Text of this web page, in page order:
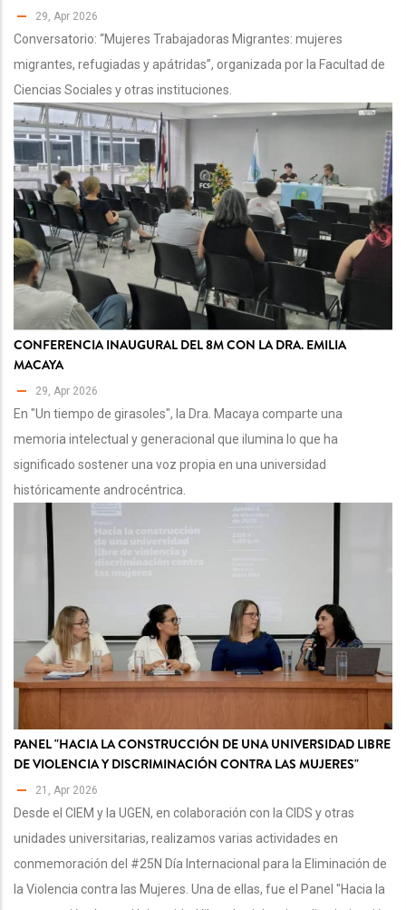
29, Apr 2026
Conversatorio: “Mujeres Trabajadoras Migrantes: mujeres
migrantes, refugiadas y apátridas”, organizada por la Facultad de
Ciencias Sociales y otras instituciones.
CONFERENCIA INAUGURAL DEL 8M CON LA DRA. EMILIA
MACAYA
29, Apr 2026
En "Un tiempo de girasoles", la Dra. Macaya comparte una
memoria intelectual y generacional que ilumina lo que ha
significado sostener una voz propia en una universidad
históricamente androcéntrica.
PANEL "HACIA LA CONSTRUCCIÓN DE UNA UNIVERSIDAD LIBRE
DE VIOLENCIA Y DISCRIMINACIÓN CONTRA LAS MUJERES"
21, Apr 2026
Desde el CIEM y la UGEN, en colaboración con la CIDS y otras
unidades universitarias, realizamos varias actividades en
conmemoración del #25N Día Internacional para la Eliminación de
la Violencia contra las Mujeres. Una de ellas, fue el Panel "Hacia la